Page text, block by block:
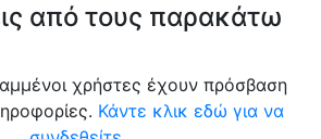
από τους παρακάτω
χρήστες έχουν πρόσβαση
Κάντε κλικ εδώ για να